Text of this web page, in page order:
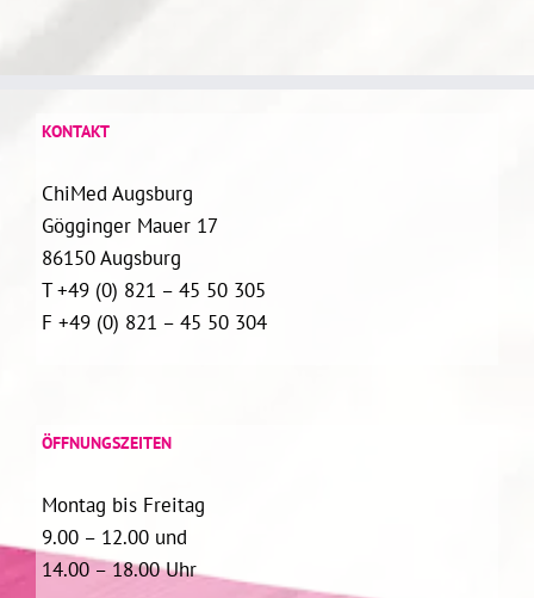
KONTAKT
ChiMed Augsburg
Gögginger Mauer 17
86150 Augsburg
T +49 (0) 821 – 45 50 305
F +49 (0) 821 – 45 50 304
ÖFFNUNGSZEITEN
Montag bis Freitag
9.00 – 12.00 und
14.00 – 18.00 Uhr